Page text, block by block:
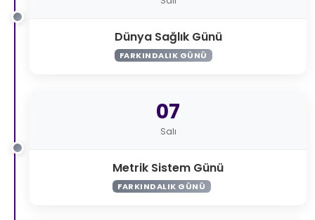
Dünya Sağlık Günü
FARKINDALIK GÜNÜ
07
Salı
Metrik Sistem Günü
FARKINDALIK GÜNÜ